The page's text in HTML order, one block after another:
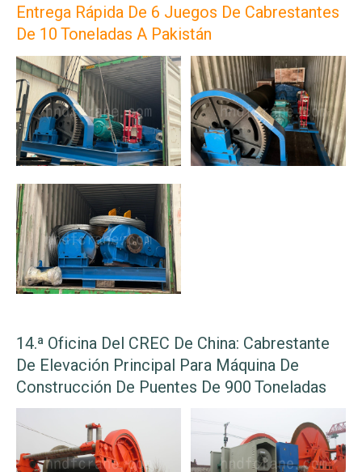
Entrega Rápida De 6 Juegos De Cabrestantes
De 10 Toneladas A Pakistán
14.ª Oficina Del CREC De China: Cabrestante
De Elevación Principal Para Máquina De
Construcción De Puentes De 900 Toneladas